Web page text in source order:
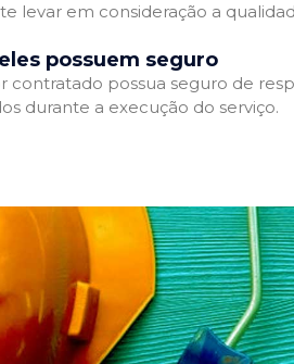
levar em consideração a
possuem seguro
possua seguro de
durante a execução do serviço.